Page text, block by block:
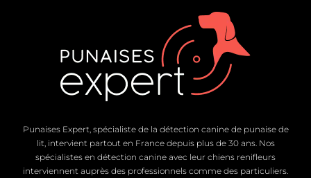
Punaises Expert, spécialiste de la détection canine de punaise de
lit, intervient partout en France depuis plus de 30 ans. Nos
spécialistes en détection canine avec leur chiens renifleurs
interviennent auprès des professionnels comme des particuliers.